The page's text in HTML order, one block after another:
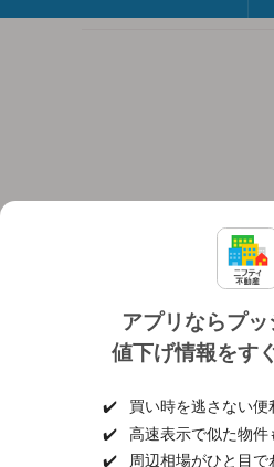
アプリならプ
値下げ情報をす
✔️
買い時を逃さない便
✔️
高速表示で似た物件
✔️
周辺相場がひと目
個人情報保護ポリシー
ヘルプ・お問い合わ